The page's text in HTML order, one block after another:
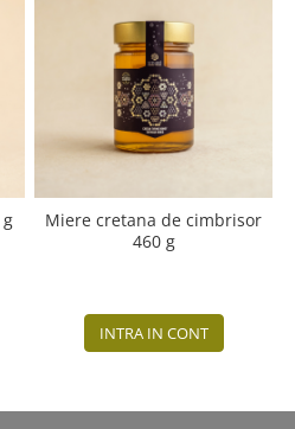
Miere cretana de cimbrisor
460 g
INTRA IN CONT